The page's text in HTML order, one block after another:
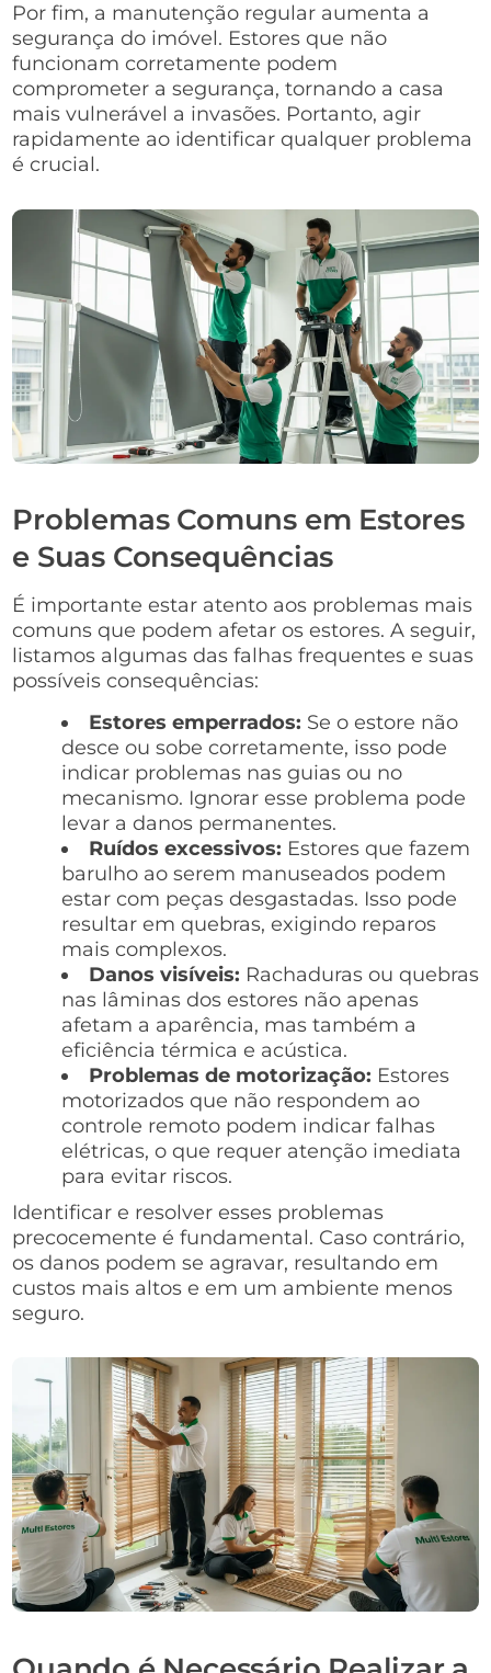
Por fim, a manutenção regular aumenta a
segurança do imóvel. Estores que não
funcionam corretamente podem
comprometer a segurança, tornando a casa
mais vulnerável a invasões. Portanto, agir
rapidamente ao identificar qualquer problema
é crucial.
Problemas Comuns em Estores
e Suas Consequências
É importante estar atento aos problemas mais
comuns que podem afetar os estores. A seguir,
listamos algumas das falhas frequentes e suas
possíveis consequências:
Estores emperrados: Se o estore não
desce ou sobe corretamente, isso pode
indicar problemas nas guias ou no
mecanismo. Ignorar esse problema pode
levar a danos permanentes.
Ruídos excessivos: Estores que fazem
barulho ao serem manuseados podem
estar com peças desgastadas. Isso pode
resultar em quebras, exigindo reparos
mais complexos.
Danos visíveis: Rachaduras ou quebras
nas lâminas dos estores não apenas
afetam a aparência, mas também a
eficiência térmica e acústica.
Problemas de motorização: Estores
motorizados que não respondem ao
controle remoto podem indicar falhas
elétricas, o que requer atenção imediata
para evitar riscos.
Identificar e resolver esses problemas
precocemente é fundamental. Caso contrário,
os danos podem se agravar, resultando em
custos mais altos e em um ambiente menos
seguro.